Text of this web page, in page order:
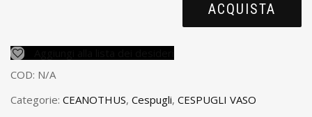
ACQUISTA
COD: N/A
Categorie: CEANOTHUS, Cespugli, CESPUGLI VASO